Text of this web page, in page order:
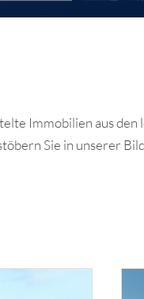
Immobilien aus
Sie in unserer